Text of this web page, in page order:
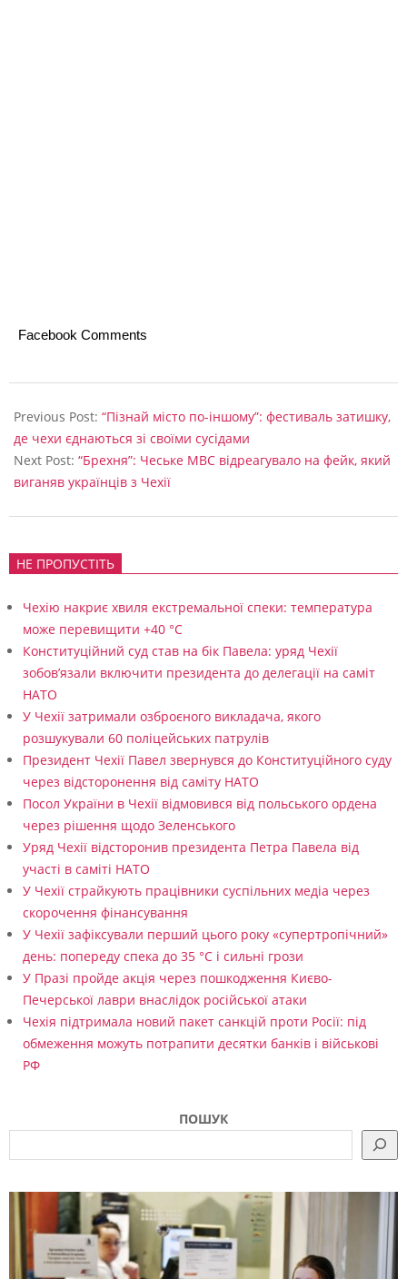
Facebook Comments
09-
15
Previous Post: “Пізнай місто по-іншому”: фестиваль затишку,
де чехи єднаються зі своїми сусідами
Next Post: “Брехня”: Чеське МВС відреагувало на фейк, який
виганяв українців з Чехії
НЕ ПРОПУСТІТЬ
Чехію накриє хвиля екстремальної спеки: температура
може перевищити +40 °C
Конституційний суд став на бік Павела: уряд Чехії
зобов’язали включити президента до делегації на саміт
НАТО
У Чехії затримали озброєного викладача, якого
розшукували 60 поліцейських патрулів
Президент Чехії Павел звернувся до Конституційного суду
через відсторонення від саміту НАТО
Посол України в Чехії відмовився від польського ордена
через рішення щодо Зеленського
Уряд Чехії відсторонив президента Петра Павела від
участі в саміті НАТО
У Чехії страйкують працівники суспільних медіа через
скорочення фінансування
У Чехії зафіксували перший цього року «супертропічний»
день: попереду спека до 35 °C і сильні грози
У Празі пройде акція через пошкодження Києво-
Печерської лаври внаслідок російської атаки
Чехія підтримала новий пакет санкцій проти Росії: під
обмеження можуть потрапити десятки банків і військові
РФ
ПОШУК